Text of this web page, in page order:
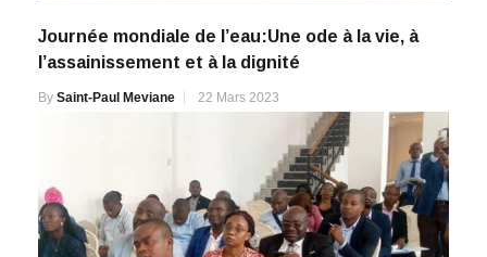
Journée mondiale de l’eau:Une ode à la vie, à
l’assainissement et à la dignité
By Saint-Paul Meviane 22 Mars 2023